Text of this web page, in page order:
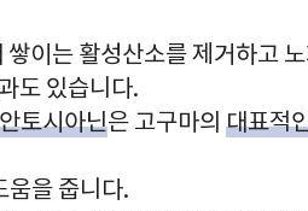
쌓이는 활성산소를 제거하고
도 있습니다.
토시아닌은 고구마의 대표적
움을 줍니다.